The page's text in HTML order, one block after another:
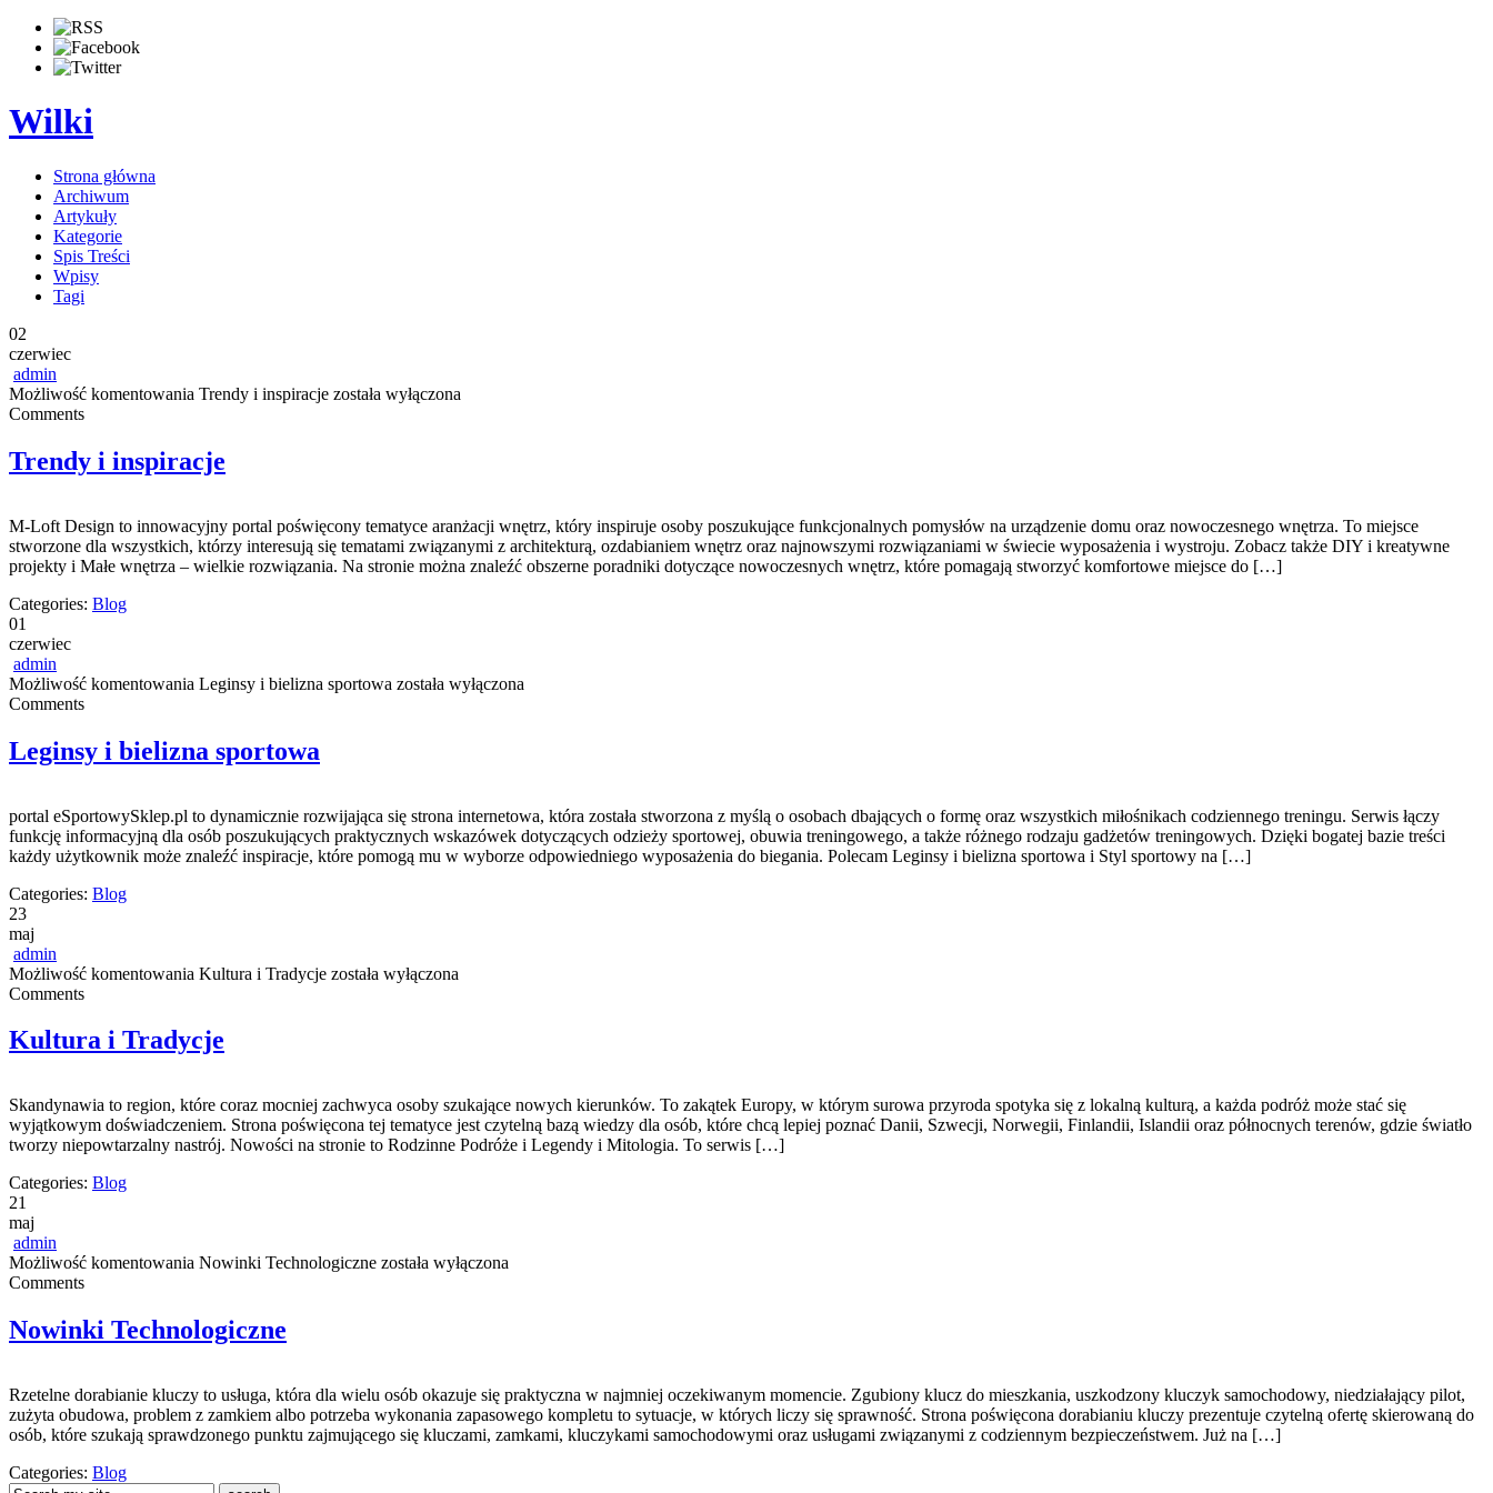
Wilki
Strona główna
Archiwum
Artykuły
Kategorie
Spis Treści
Wpisy
Tagi
02
czerwiec
admin
Możliwość komentowania Trendy i inspiracje została wyłączona
Comments
Trendy i inspiracje
M-Loft Design to innowacyjny portal poświęcony tematyce aranżacji wnętrz, który inspiruje osoby poszukujące funkcjonalnych pomysłów na urządzenie domu oraz nowoczesnego wnętrza. To miejsce
stworzone dla wszystkich, którzy interesują się tematami związanymi z architekturą, ozdabianiem wnętrz oraz najnowszymi rozwiązaniami w świecie wyposażenia i wystroju. Zobacz także DIY i kreatywne
projekty i Małe wnętrza – wielkie rozwiązania. Na stronie można znaleźć obszerne poradniki dotyczące nowoczesnych wnętrz, które pomagają stworzyć komfortowe miejsce do […]
Categories: Blog
01
czerwiec
admin
Możliwość komentowania Leginsy i bielizna sportowa została wyłączona
Comments
Leginsy i bielizna sportowa
portal eSportowySklep.pl to dynamicznie rozwijająca się strona internetowa, która została stworzona z myślą o osobach dbających o formę oraz wszystkich miłośnikach codziennego treningu. Serwis łączy
funkcję informacyjną dla osób poszukujących praktycznych wskazówek dotyczących odzieży sportowej, obuwia treningowego, a także różnego rodzaju gadżetów treningowych. Dzięki bogatej bazie treści
każdy użytkownik może znaleźć inspiracje, które pomogą mu w wyborze odpowiedniego wyposażenia do biegania. Polecam Leginsy i bielizna sportowa i Styl sportowy na […]
Categories: Blog
23
maj
admin
Możliwość komentowania Kultura i Tradycje została wyłączona
Comments
Kultura i Tradycje
Skandynawia to region, które coraz mocniej zachwyca osoby szukające nowych kierunków. To zakątek Europy, w którym surowa przyroda spotyka się z lokalną kulturą, a każda podróż może stać się
wyjątkowym doświadczeniem. Strona poświęcona tej tematyce jest czytelną bazą wiedzy dla osób, które chcą lepiej poznać Danii, Szwecji, Norwegii, Finlandii, Islandii oraz północnych terenów, gdzie światło
tworzy niepowtarzalny nastrój. Nowości na stronie to Rodzinne Podróże i Legendy i Mitologia. To serwis […]
Categories: Blog
21
maj
admin
Możliwość komentowania Nowinki Technologiczne została wyłączona
Comments
Nowinki Technologiczne
Rzetelne dorabianie kluczy to usługa, która dla wielu osób okazuje się praktyczna w najmniej oczekiwanym momencie. Zgubiony klucz do mieszkania, uszkodzony kluczyk samochodowy, niedziałający pilot,
zużyta obudowa, problem z zamkiem albo potrzeba wykonania zapasowego kompletu to sytuacje, w których liczy się sprawność. Strona poświęcona dorabianiu kluczy prezentuje czytelną ofertę skierowaną do
osób, które szukają sprawdzonego punktu zajmującego się kluczami, zamkami, kluczykami samochodowymi oraz usługami związanymi z codziennym bezpieczeństwem. Już na […]
Categories: Blog